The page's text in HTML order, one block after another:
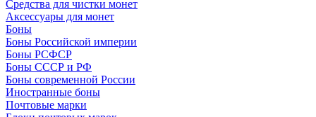
Средства для чистки монет
Аксессуары для монет
Боны
Боны Российской империи
Боны РСФСР
Боны СССР и РФ
Боны современной России
Иностранные боны
Почтовые марки